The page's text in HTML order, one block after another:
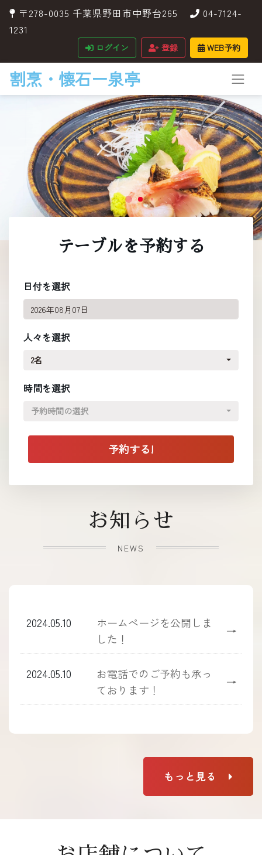
〒278-0035 千葉県野田市中野台265
04-7124-
1231
ログイン 登録 WEB予約
割烹・懐石ー泉亭
テーブルを予約する
日付を選択
人々を選択
2名
時間を選択
予約時間の選択
お知らせ
NEWS
2024.05.10
ホームぺージを公開しま
した！
→
2024.05.10
お電話でのご予約も承っ
ております！
→
もっと見る